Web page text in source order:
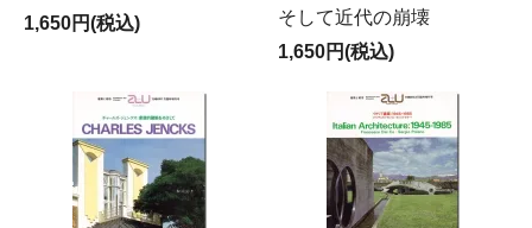
1,650円(税込)
そして近代の崩壊
1,650円(税込)